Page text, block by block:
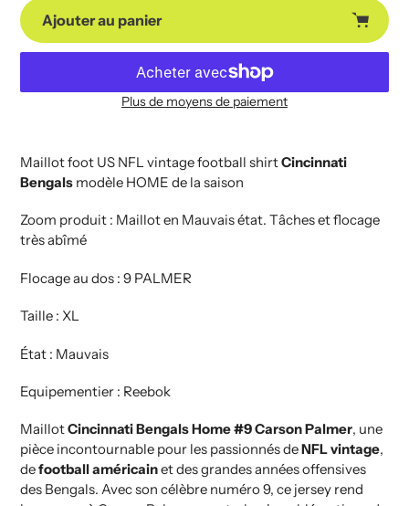
Ajouter au panier
Plus de moyens de paiement
produit
à
panier
Maillot foot US NFL vintage football shirtCincinnati
Bengals modèle HOME de la saison
Zoom produit : Maillot en Mauvais état. Tâches et flocage
très abîmé
Flocage au dos : 9 PALMER
Taille : XL
État : Mauvais
Equipementier : Reebok
MaillotCincinnati Bengals Home #9 Carson Palmer, une
pièce incontournable pour les passionnés deNFL vintage,
defootball américainet des grandes années offensives
des Bengals. Avec son célèbre numéro 9, ce jersey rend